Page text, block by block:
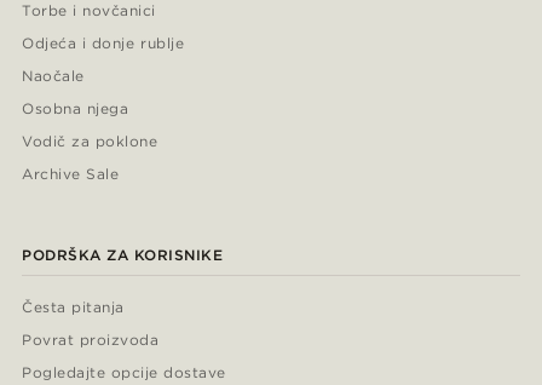
Torbe i novčanici
Odjeća i donje rublje
Naočale
Osobna njega
Vodič za poklone
Archive Sale
PODRŠKA ZA KORISNIKE
Česta pitanja
Povrat proizvoda
Pogledajte opcije dostave